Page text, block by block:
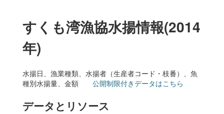
すくも湾漁協水揚情報(2014
年)
水揚日、漁業種類、水揚者（生産者コード・枝番）、魚
種別水揚量、金額 公開制限付きデータはこちら
データとリソース